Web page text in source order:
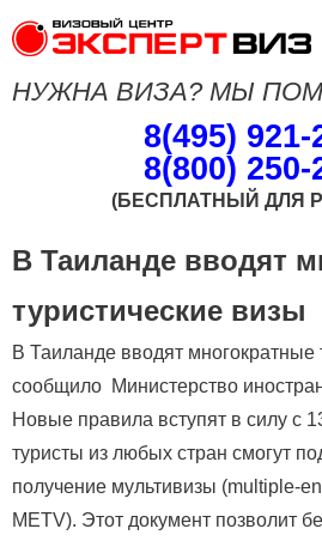
НУЖНА ВИЗА? МЫ
8(495) 921-
8(800) 250-
(БЕСПЛАТНЫЙ ДЛЯ
В Таиланде вводят
туристические визы
В Таиланде вводят многократные
сообщило Министерство
Новые правила вступят в силу с
туристы из любых стран смогут
получение мультивизы (multiple-
METV). Этот документ позволит